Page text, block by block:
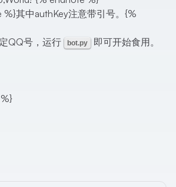
%}其中authKey注意带引号。{%
QQ号，运行
bot.py
即可开始食用。